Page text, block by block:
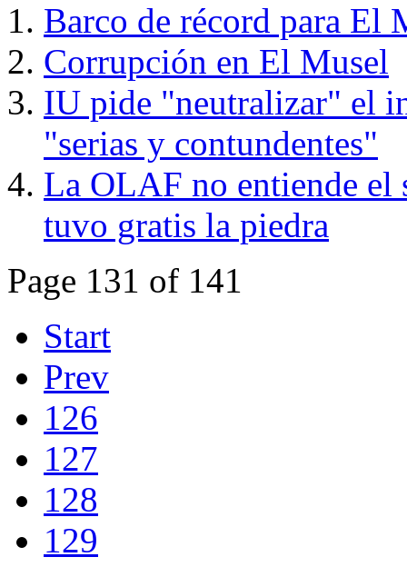
Barco de récord para El
Corrupción en El Musel
IU pide "neutralizar" el
"serias y contundentes"
La OLAF no entiende el
tuvo gratis la piedra
Page 131 of 141
Start
Prev
126
127
128
129